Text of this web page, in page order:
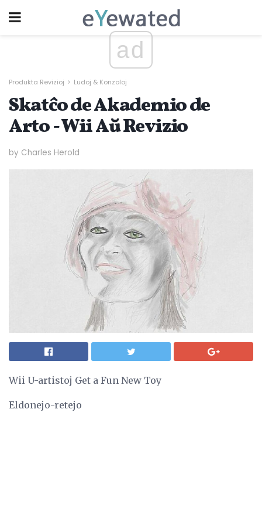
ad
Produkta Revizioj Ludoj & Konzoloj
Skatĉo de Akademio de
Arto - Wii Aŭ Revizio
by Charles Herold
Wii U-artistoj Get a Fun New Toy
Eldonejo-retejo